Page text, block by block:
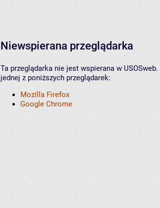
Niewspierana przeglądarka
Ta przeglądarka nie jest wspierana w
jednej z poniższych przeglądarek:
Mozilla Firefox
Google Chrome